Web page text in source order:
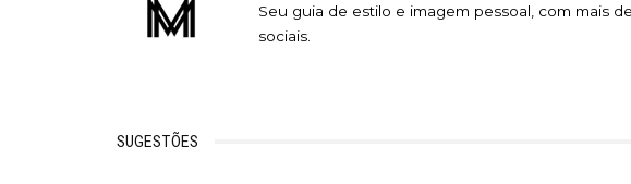
Seu guia de estilo e imagem pessoal, com mais
sociais.
SUGESTÕES